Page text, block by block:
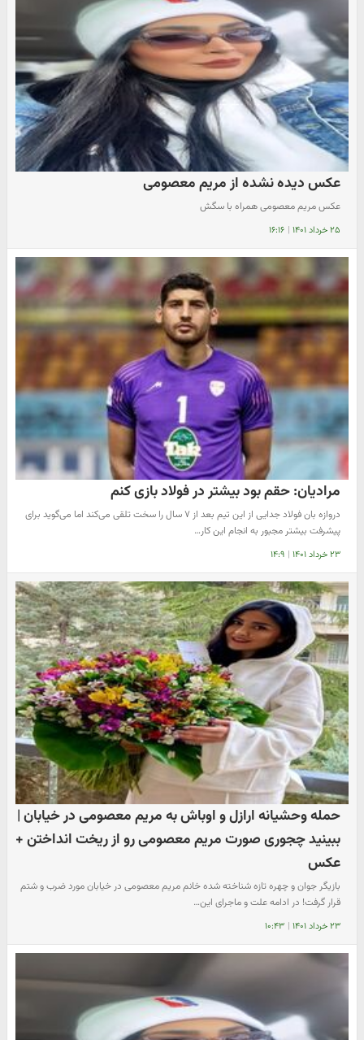
عکس دیده نشده از مریم معصومی
عکس مریم معصومی همراه با سگش
۲۵ خرداد ۱۴۰۱ | ۱۶:۱۶
مرادیان: حقم بود بیشتر در فولاد بازی کنم
دروازه بان فولاد جدایی از این تیم بعد از ۷ سال را سخت تلقی می‌کند اما می‌گوید برای
پیشرفت بیشتر مجبور به انجام این کار…
۲۳ خرداد ۱۴۰۱ | ۱۴:۹
حمله وحشیانه ارازل و اوباش به مریم معصومی در خیابان |
ببینید چجوری صورت مریم معصومی رو از ریخت انداختن +
عکس
​بازیگر جوان و چهره تازه شناخته شده خانم مریم معصومی در خیابان مورد ضرب و شتم
قرار گرفت! در ادامه علت و ماجرای این…
۲۳ خرداد ۱۴۰۱ | ۱۰:۴۳